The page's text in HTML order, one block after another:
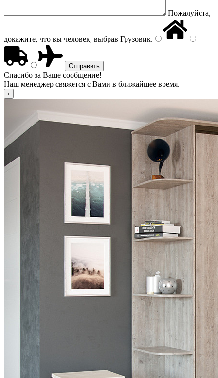
Пожалуйста,
докажите, что вы человек, выбрав Грузовик.
Спасибо за Ваше сообщение!
Наш менеджер свяжется с Вами в ближайшее время.